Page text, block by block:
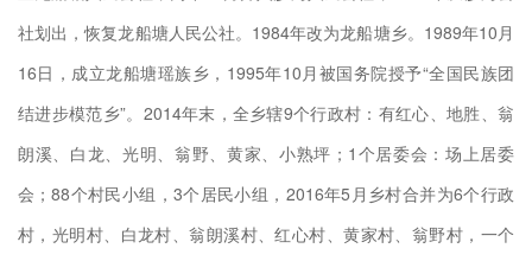
社划出，恢复龙船塘人民公社。1984年改为龙船塘乡。1989年10月
16日，成立龙船塘瑶族乡，1995年10月被国务院授予“全国民族团
结进步模范乡”。2014年末，全乡辖9个行政村：有红心、地胜、翁
朗溪、白龙、光明、翁野、黄家、小熟坪；1个居委会：场上居委
会；88个村民小组，3个居民小组，2016年5月乡村合并为6个行政
村，光明村、白龙村、翁朗溪村、红心村、黄家村、翁野村，一个